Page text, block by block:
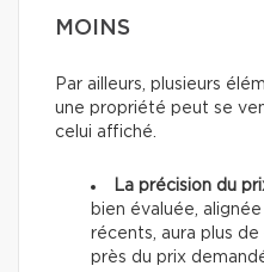
MOINS
Par ailleurs, plusieurs
une propriété peut se
celui affiché.
La précision du
bien évaluée,
récents, aura plus
près du prix